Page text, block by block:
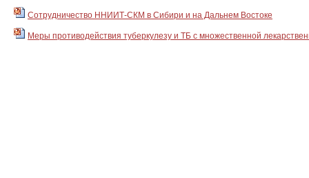
Сотрудничество ННИИТ-СКМ в Сибири и на Дальнем Востоке
Меры противодействия туберкулезу и ТБ с множественной